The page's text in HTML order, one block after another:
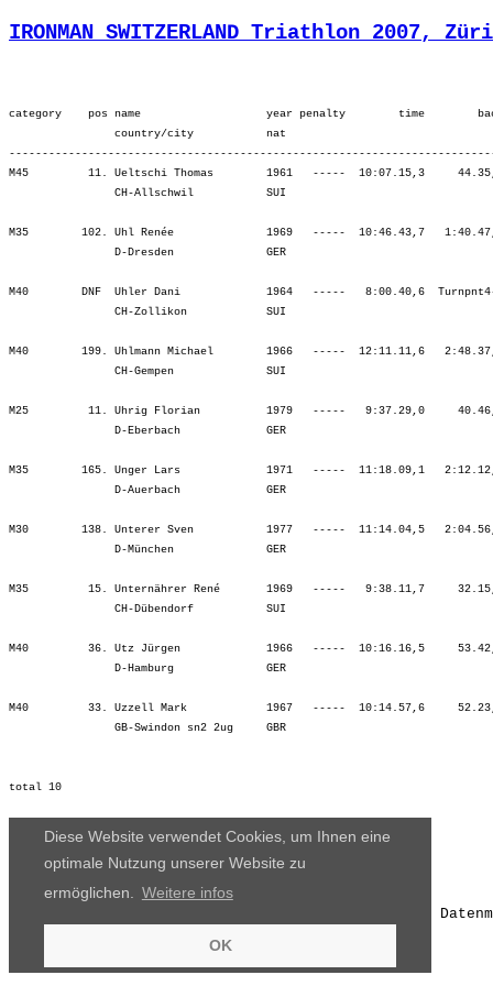
Diese Website verwendet Cookies, um Ihnen eine
optimale Nutzung unserer Website zu
ermöglichen.
Weitere infos
OK
IRONMAN SWITZERLAND Triathlon 2007,
category    pos name                   year penalty        time
                country/city           nat
M45         11. Ueltschi Thomas        1961   -----  10:07.15,3
CH-Allschwil           SUI
M35        102. Uhl Renée              1969   -----  10:46.43,7
D-Dresden              GER
M40        DNF  Uhler Dani             1964   -----   8:00.40,6
CH-Zollikon            SUI
M40        199. Uhlmann Michael        1966   -----  12:11.11,6
CH-Gempen              SUI
M25         11. Uhrig Florian          1979   -----   9:37.29,0
D-Eberbach             GER
M35        165. Unger Lars             1971   -----  11:18.09,1   2:12.12,7
D-Auerbach             GER
M30        138. Unterer Sven           1977   -----  11:14.04,5
D-München              GER
M35         15. Unternährer René       1969   -----   9:38.11,7
CH-Dübendorf           SUI
M40         36. Utz Jürgen             1966   -----  10:16.16,5
D-Hamburg              GER
M40         33. Uzzell Mark            1967   -----  10:14.57,6
GB-Swindon sn2 2ug     GBR
Die Ergebnisse, das Bildmaterial und das weitere